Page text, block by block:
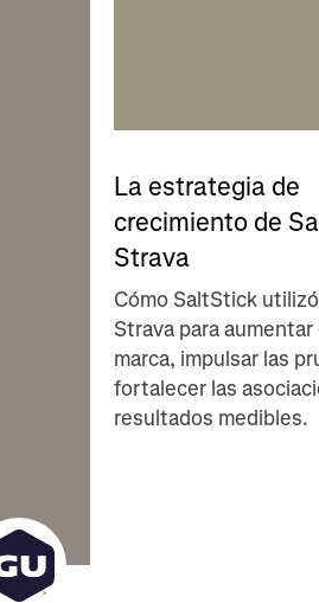
La estrategia de
crecimiento de
Strava
Cómo SaltStick
Strava para
marca, impulsar las
fortalecer las
resultados medibles.